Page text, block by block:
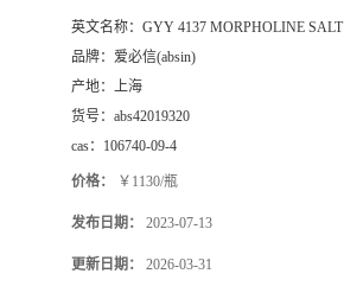
英文名称： GYY 4137 MORPHOLINE SALT
品牌： 爱必信(absin)
产地： 上海
货号： abs42019320
cas： 106740-09-4
价格： ￥1130/瓶
发布日期： 2023-07-13
更新日期： 2026-03-31